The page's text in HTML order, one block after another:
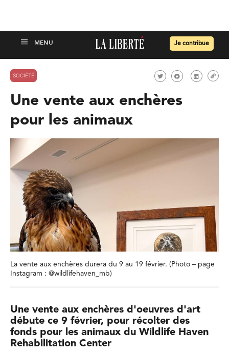
Je contribue
SOCIÉTÉ
Une vente aux enchères
pour les animaux
La vente aux enchères durera du 9 au 19 février. (Photo – page
Instagram : @wildlifehaven_mb)
Une vente aux enchères d'oeuvres d'art
débute ce 9 février, pour récolter des
fonds pour les animaux du Wildlife Haven
Rehabilitation Center